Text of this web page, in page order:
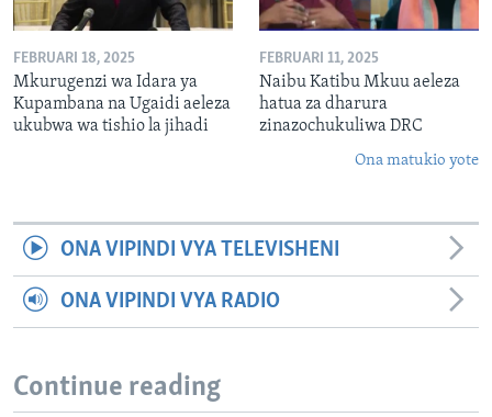
FEBRUARI 18, 2025
Mkurugenzi wa Idara ya
Kupambana na Ugaidi aeleza
ukubwa wa tishio la jihadi
FEBRUARI 11, 2025
Naibu Katibu Mkuu aeleza
hatua za dharura
zinazochukuliwa DRC
Ona matukio yote
ONA VIPINDI VYA TELEVISHENI
ONA VIPINDI VYA RADIO
Continue reading